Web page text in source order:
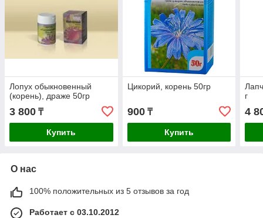
Лопух обыкновенный
(корень), драже 50гр
3 800 ₸
Купить
Цикорий, корень 50гр
900₸
Купить
г
4
О нас
100% положительных из 5 отзывов за год
Работает с 03.10.2012